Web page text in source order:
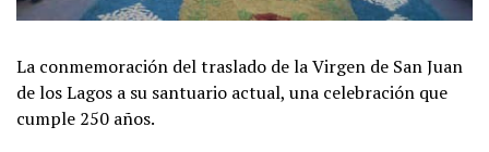
La conmemoración del traslado de la Virgen de San Juan
de los Lagos a su santuario actual, una celebración que
cumple 250 años.